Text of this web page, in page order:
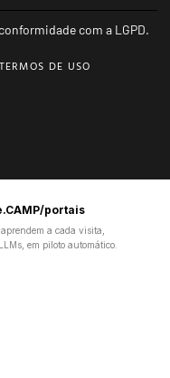
com a LGPD.
TERMOS DE USO
portais
a cada visita,
em piloto automático.